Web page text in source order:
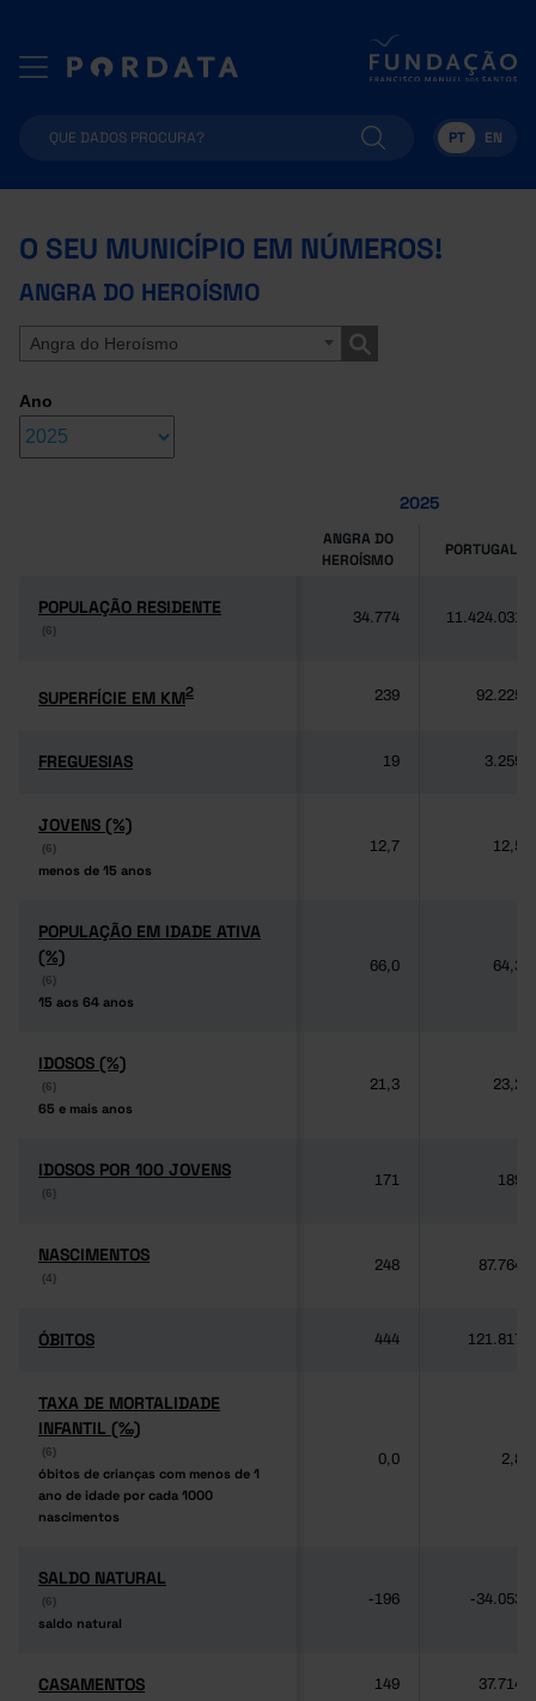
PT EN
O SEU MUNICÍPIO EM NÚMEROS!
ANGRA DO HEROÍSMO
Angra do Heroísmo
Ano
2025
ANGRA DO
HEROÍSMO
PORTUGAL
POPULAÇÃO RESIDENTE
(6)
POPULAÇÃO RESIDENTE
(6)
34.774 11.424.031
SUPERFÍCIE EM KM2
SUPERFÍCIE EM KM2 239 92.225
FREGUESIAS
FREGUESIAS 19 3.259
JOVENS (%)
(6)
menos de 15 anos
JOVENS (%)
(6)
menos de 15 anos
12,7 12,5
POPULAÇÃO EM IDADE ATIVA
(%)
(6)
15 aos 64 anos
POPULAÇÃO EM IDADE ATIVA
(%)
(6)
15 aos 64 anos
66,0 64,3
IDOSOS (%)
(6)
65 e mais anos
IDOSOS (%)
(6)
65 e mais anos
21,3 23,2
IDOSOS POR 100 JOVENS
(6)
IDOSOS POR 100 JOVENS
(6)
171 189
NASCIMENTOS
(4)
NASCIMENTOS
(4)
248 87.764
ÓBITOS
ÓBITOS 444 121.817
TAXA DE MORTALIDADE
INFANTIL (‰)
(6)
óbitos de crianças com menos de 1
ano de idade por cada 1000
nascimentos
TAXA DE MORTALIDADE
INFANTIL (‰)
(6)
óbitos de crianças com menos de 1
ano de idade por cada 1000
nascimentos
0,0 2,8
SALDO NATURAL
(6)
saldo natural
SALDO NATURAL
(6)
saldo natural
-196 -34.053
CASAMENTOS
CASAMENTOS 149 37.714